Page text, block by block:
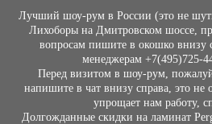
Лучший шоу-рум в России (это не
Лихоборы на Дмитровском шоссе,
вопросам пишите в окошко внизу
менеджерам +7(495)725-
Перед визитом в шоу-рум,
напишите в чат внизу справа, это не
упрощает нам работу,
Долгожданные скидки на ламинат